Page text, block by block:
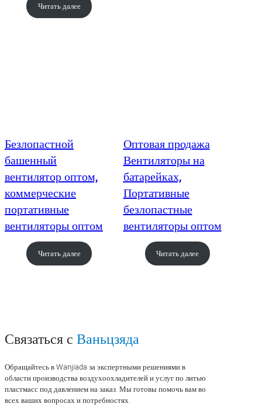
Читать далее
Безлопастной
башенный
вентилятор оптом,
коммерческие
портативные
вентиляторы оптом
Читать далее
Оптовая продажа
Вентиляторы на
батарейках,
Портативные
безлопастные
вентиляторы оптом
Читать далее
Связаться с Ваньцзяда
Обращайтесь в Wanjiada за экспертными решениями в
области производства воздухоохладителей и услуг по литью
пластмасс под давлением на заказ. Мы готовы помочь вам во
всех ваших вопросах и потребностях.